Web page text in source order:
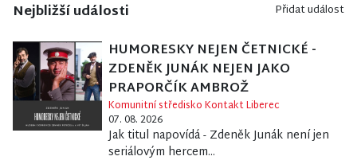
Nejbližší události Přidat událost
HUMORESKY NEJEN ČETNICKÉ -
ZDENĚK JUNÁK NEJEN JAKO
PRAPORČÍK AMBROŽ
Komunitní středisko Kontakt Liberec
07. 08. 2026
Jak titul napovídá - Zdeněk Junák není jen
seriálovým hercem...